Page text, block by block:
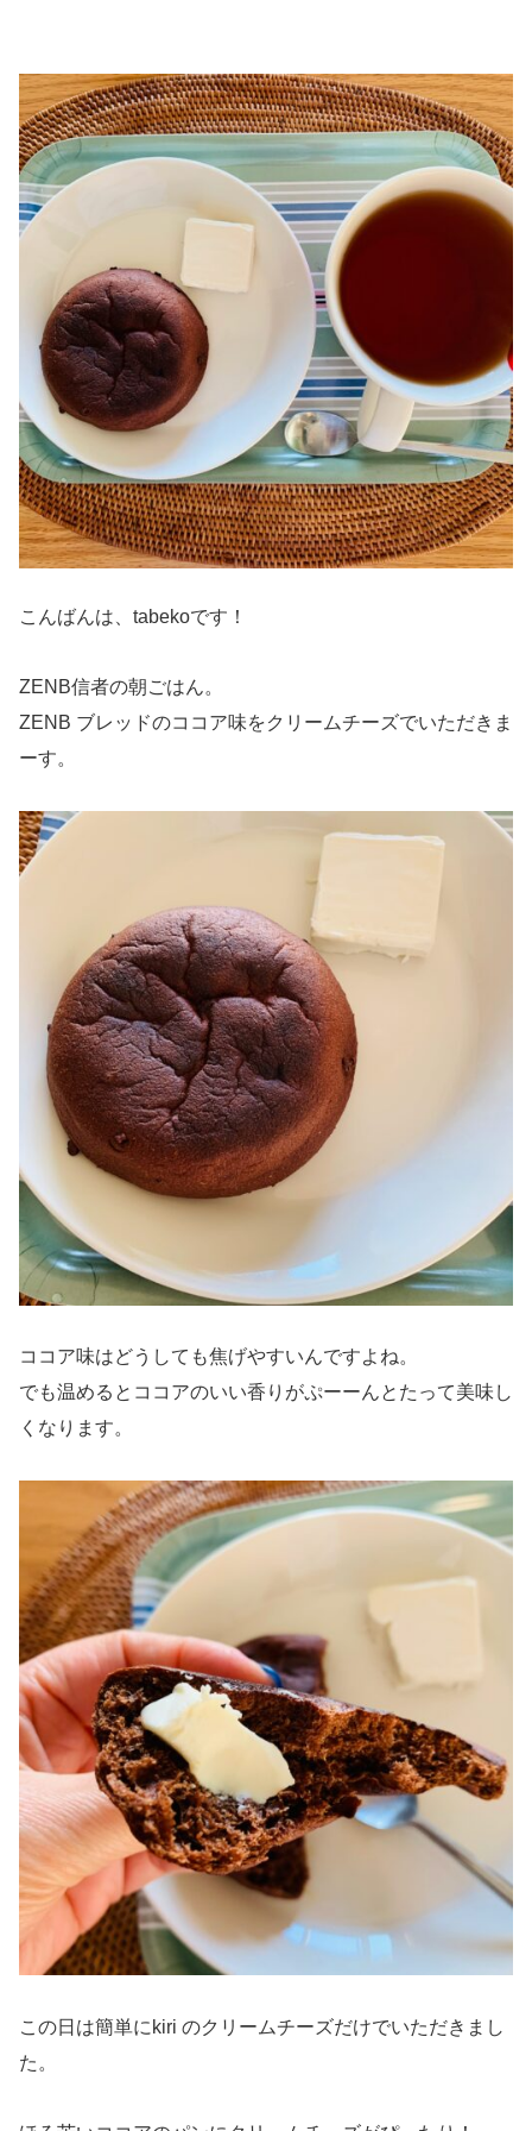
こんばんは、tabekoです！
ZENB信者の朝ごはん。
ZENB ブレッドのココア味をクリームチーズでいただきま
ーす。
ココア味はどうしても焦げやすいんですよね。
でも温めるとココアのいい香りがぷーーんとたって美味し
くなります。
この日は簡単にkiri のクリームチーズだけでいただきまし
た。